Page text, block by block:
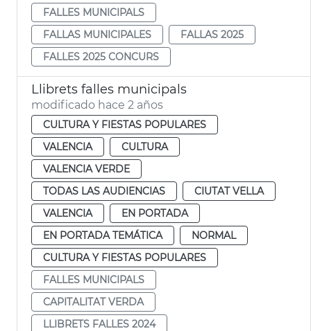
FALLES MUNICIPALS
FALLAS MUNICIPALES
FALLAS 2025
FALLES 2025 CONCURS
Llibrets falles municipals
modificado hace 2 años
CULTURA Y FIESTAS POPULARES
VALENCIA
CULTURA
VALENCIA VERDE
TODAS LAS AUDIENCIAS
CIUTAT VELLA
VALENCIA
EN PORTADA
EN PORTADA TEMÁTICA
NORMAL
CULTURA Y FIESTAS POPULARES
FALLES MUNICIPALS
CAPITALITAT VERDA
LLIBRETS FALLES 2024